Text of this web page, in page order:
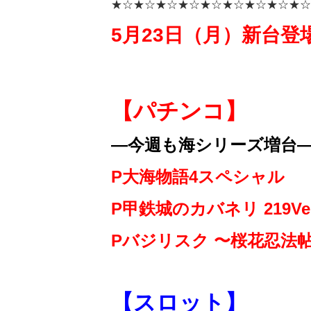
5月23日（月 ）新台登
【パチンコ】
—今週も海シリーズ増台
P大海物語4スペシャル
P甲鉄城のカバネリ
Pバジリスク 〜桜花忍法
【スロット】